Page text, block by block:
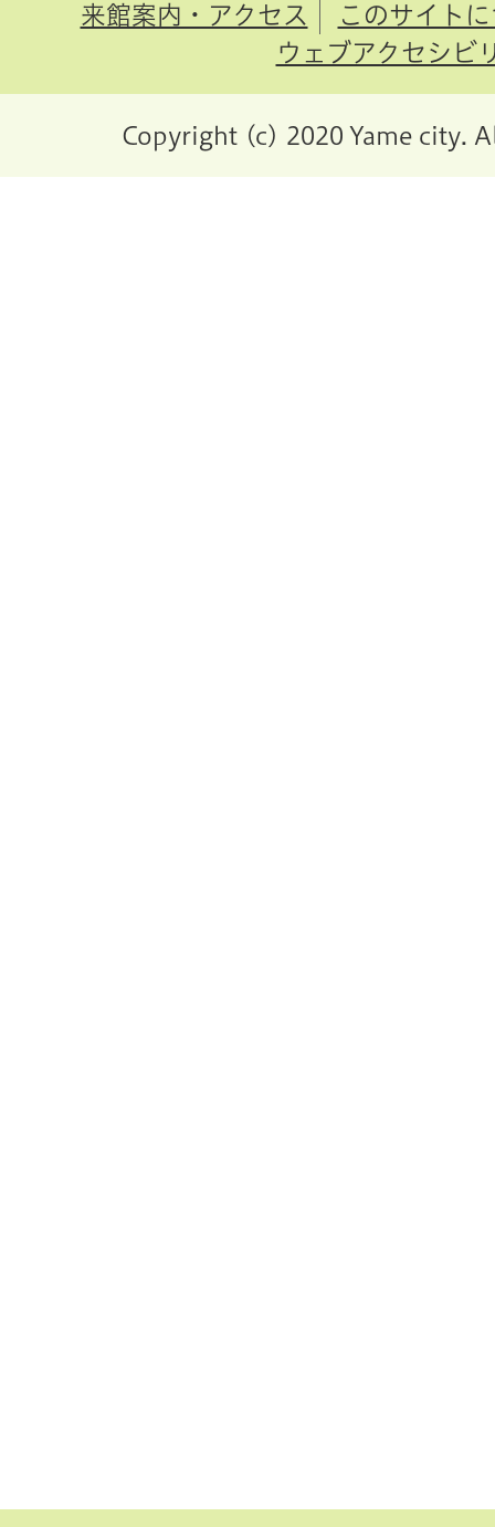
来館案内・アクセス
このサイト
ウェブアクセシビ
Copyright (c) 2020 Yame city.